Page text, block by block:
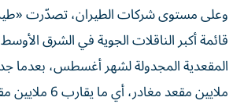
وعلى مستوى شركات الطيران، تصدّرت
قائمة أكبر الناقلات الجوية في الشرق
ملايين مقعد مغادر، أي ما يقارب 6 ملايين مقعد في الاتجاهين.